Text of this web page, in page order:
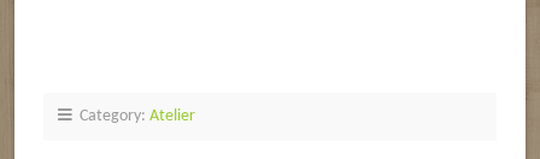
Category: Atelier